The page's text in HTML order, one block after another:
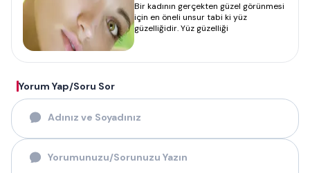
Bir kadının gerçekten güzel görünmesi
için en öneli unsur tabi ki yüz
güzelliğidir. Yüz güzelliği
Yorum Yap/Soru Sor